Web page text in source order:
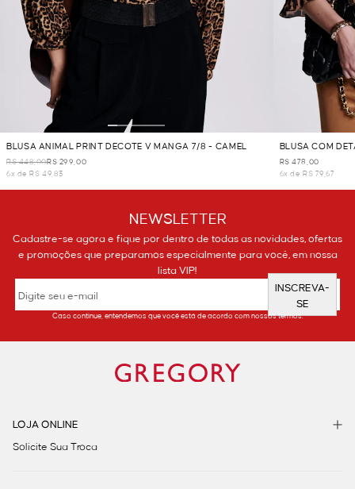
BLUSA ANIMAL PRINT DECOTE V MANGA 7/8 - CAMEL
R$ 448,00R$ 299,00
6x de R$ 49,83
BLUSA COM
MARROM
R$ 478,00
6x de R$ 79,67
NEWSLETTER
Cadastre-se agora e fique por dentro de todas as novidades, ofertas
e promoções que preparamos especialmente para você, em nossa
lista VIP!
INSCREVA-
SE
Caso continue, entendemos que você está de acordo com nossos termos.
LOJA ONLINE
Solicite Sua Troca